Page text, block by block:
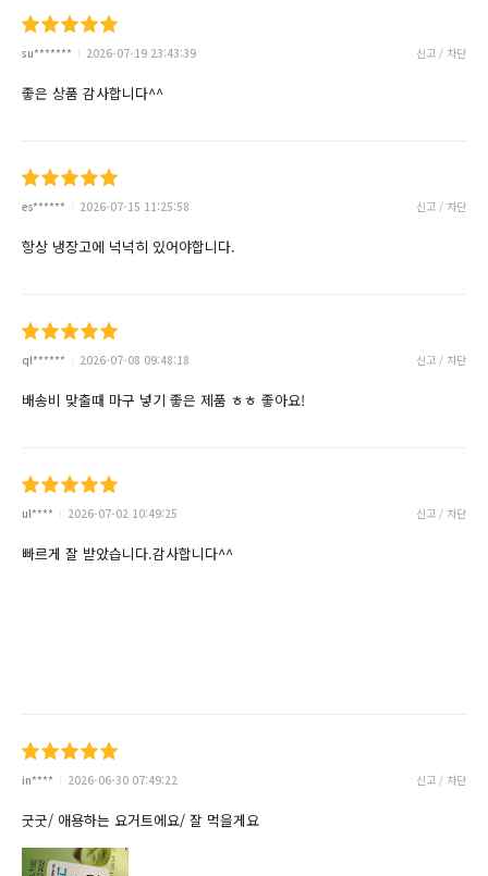
su******* 2026-07-19 23:43:39 신고 / 차단
좋은 상품 감사합니다^^
es****** 2026-07-15 11:25:58 신고 / 차단
항상 냉장고에 넉넉히 있어야합니다.
ql****** 2026-07-08 09:48:18 신고 / 차단
배송비 맞출때 마구 넣기 좋은 제품 ㅎㅎ 좋아요!
ul**** 2026-07-02 10:49:25 신고 / 차단
빠르게 잘 받았습니다.감사합니다^^
in**** 2026-06-30 07:49:22 신고 / 차단
굿굿/ 애용하는 요거트에요/ 잘 먹을게요